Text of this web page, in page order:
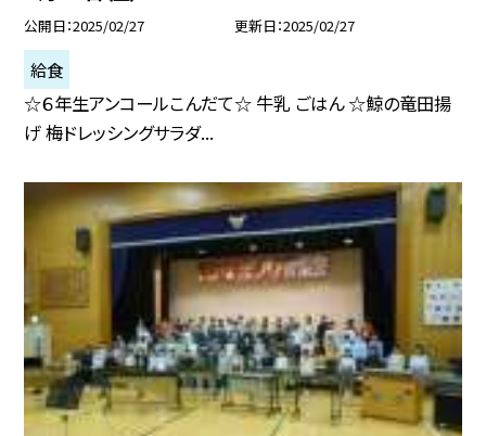
公開日 2025/02/27 更新日 2025/02/27
給食
☆６年生アンコールこんだて☆ 牛乳 ごはん ☆鯨の竜田揚
げ 梅ドレッシングサラダ...